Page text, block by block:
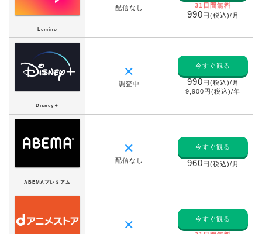
Lemino
配信なし 31日間無料
990円(税込)/月
Disney＋
✕
調査中
今すぐ観る
990円(税込)/月
9,900円(税込)/年
ABEMAプレミアム
✕
配信なし
今すぐ観る
960円(税込)/月
✕ 今すぐ観る